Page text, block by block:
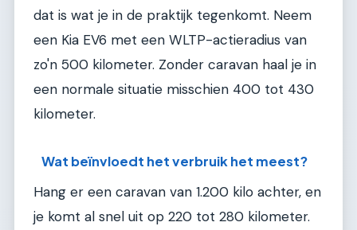
dat is wat je in de praktijk tegenkomt. Neem
een Kia EV6 met een WLTP-actieradius van
zo'n 500 kilo­meter. Zonder caravan haal je in
een normale situatie misschien 400 tot 430
kilometer.
Wat beïnvloedt het verbruik het meest?
Hang er een caravan van 1.200 kilo achter, en
je komt al snel uit op 220 tot 280 kilometer.